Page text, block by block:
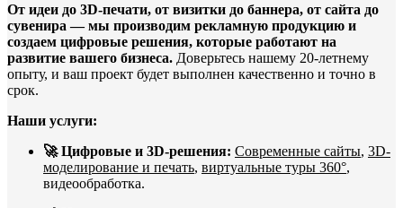
От идеи до 3D-печати, от визитки до баннера, от сайта до
сувенира — мы производим рекламную продукцию и
создаем цифровые решения, которые работают на
развитие вашего бизнеса. Доверьтесь нашему 20-летнему
опыту, и ваш проект будет выполнен качественно и точно в
срок.
Наши услуги:
🚀 Цифровые и 3D-решения: Современные сайты, 3D-
моделирование и печать, виртуальные туры 360°,
видеообработка.